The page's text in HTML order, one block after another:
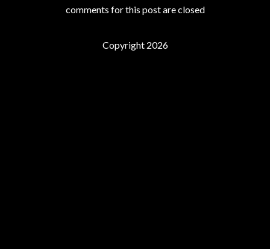
comments for this post are closed
Copyright 2026